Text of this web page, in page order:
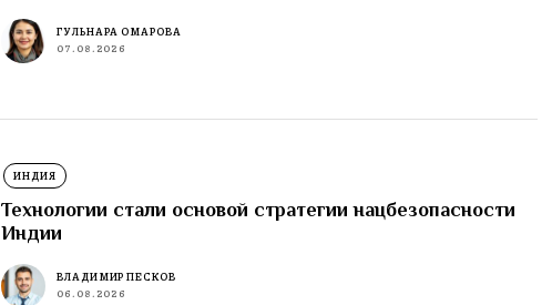
ГУЛЬНАРА ОМАРОВА
07.08.2026
ИНДИЯ
Технологии стали основой стратегии нацбезопасности
Индии
ВЛАДИМИР ПЕСКОВ
06.08.2026